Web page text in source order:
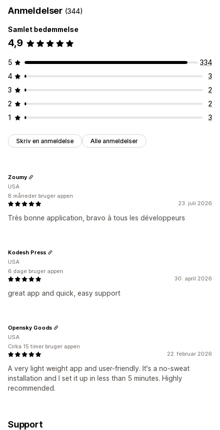
Kanter Farver
Placering af ikon
Automatisk placering
Anmeldelser (344)
Samlet bedømmelse
4,9
5
334
4
3
3
2
2
2
1
3
Skriv en anmeldelse Alle anmeldelser
23. juli 2026
Très bonne application, bravo à tous les développeurs
Zoumy
USA
8 måneder bruger appen
30. april 2026
great app and quick, easy support
Kodesh Press
USA
6 dage bruger appen
22. februar 2026
A very light weight app and user-friendly. It's a no-sweat
installation and I set it up in less than 5 minutes. Highly
recommended.
Opensky Goods
USA
Cirka 15 timer bruger appen
Support